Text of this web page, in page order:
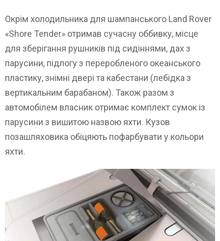
Окрім холодильника для шампанського Land Rover
«Shore Tender» отримав сучасну оббивку, місце
для зберігання рушників під сидіннями, дах з
парусини, підлогу з переробленого океанського
пластику, знімні двері та кабестани (лебідка з
вертикальним барабаном). Також разом з
автомобілем власник отримає комплект сумок із
парусини з вишитою назвою яхти. Кузов
позашляховика обіцяють пофарбувати у кольори
яхти.